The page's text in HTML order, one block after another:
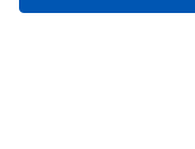
Teknologisk Institut